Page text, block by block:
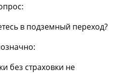
в подземный переход?
без страховки не